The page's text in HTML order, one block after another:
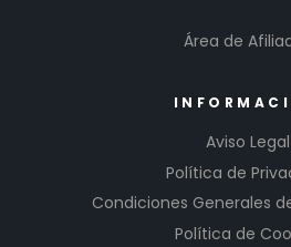
Área de
Aviso Legal
Política de
Condiciones Generales
Política de